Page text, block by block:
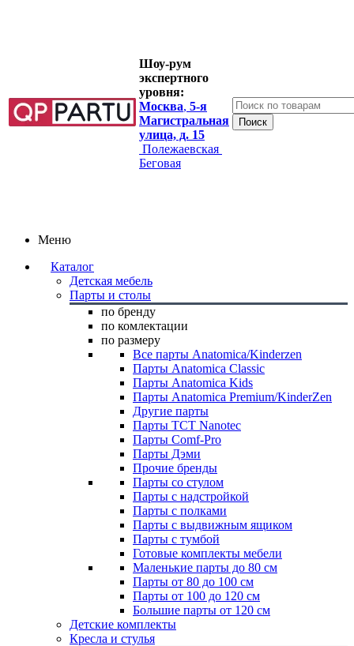
Шоу-рум
экспертного
уровня:
Москва, 5-я
Магистральная
улица, д. 15
Полежаевская
Беговая
Меню
Каталог
Детская мебель
Парты и столы
по бренду
по комлектации
по размеру
Все парты Anatomica/Kinderzen
Парты Anatomica Classic
Парты Anatomica Kids
Парты Anatomica Premium/KinderZen
Другие парты
Парты TCT Nanotec
Парты Comf-Pro
Парты Дэми
Прочие бренды
Парты со стулом
Парты с надстройкой
Парты с полками
Парты с выдвижным ящиком
Парты с тумбой
Готовые комплекты мебели
Маленькие парты до 80 см
Парты от 80 до 100 см
Парты от 100 до 120 см
Большие парты от 120 см
Детские комплекты
Кресла и стулья